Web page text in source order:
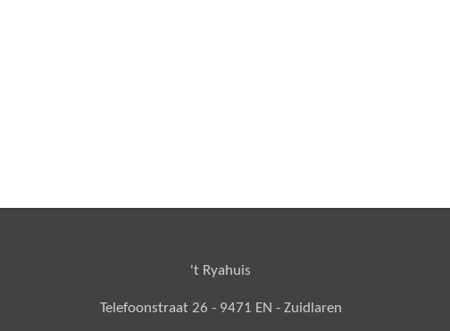
't Ryahuis
Telefoonstraat 26 - 9471 EN - Zuidlaren